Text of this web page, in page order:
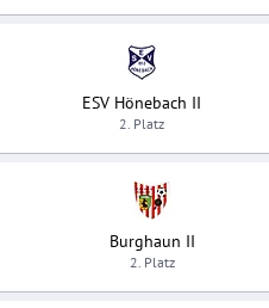
ESV Hönebach II
2. Platz
Burghaun II
2. Platz